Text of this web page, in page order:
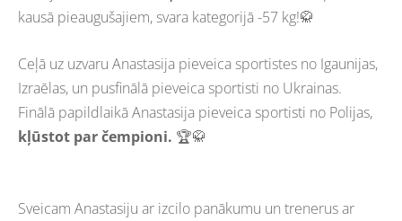
kausā pieaugušajiem, svara kategorijā -57 kg!🥋
Ceļā uz uzvaru Anastasija pieveica sportistes no Igaunijas,
Izraēlas, un pusfinālā pieveica sportisti no Ukrainas.
Finālā papildlaikā Anastasija pieveica sportisti no Polijas,
kļūstot par čempioni. 🏆🥋
Sveicam Anastasiju ar izcilo panākumu un trenerus ar